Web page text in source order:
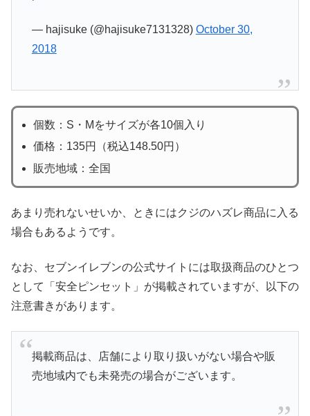
— hajisuke (@hajisuke7131328) October 30,
2018
個数：S・Mをサイズが各10個入り
価格：135円（税込148.50円）
販売地域：全国
あまり売れないせいか、ときにはクジのハズレ商品に入る
場合もあるようです。
なお、セブンイレブンの公式サイトには取扱商品のひとつ
として「安全ピンセット」が掲載されていますが、以下の
注意書きがあります。
掲載商品は、店舗により取り扱いがない場合や販
売地域内でも未発売の場合がございます。